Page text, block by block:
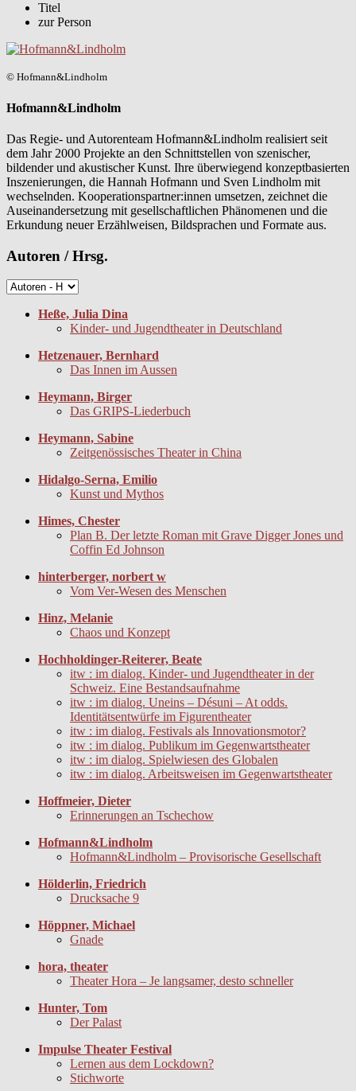
Titel
zur Person
© Hofmann&Lindholm
Hofmann&Lindholm
Das Regie- und Autorenteam Hofmann&Lindholm realisiert seit
dem Jahr 2000 Projekte an den Schnittstellen von szenischer,
bildender und akustischer Kunst. Ihre überwiegend konzeptbasierten
Inszenierungen, die Hannah Hofmann und Sven Lindholm mit
wechselnden. Kooperationspartner:innen umsetzen, zeichnet die
Auseinandersetzung mit gesellschaftlichen Phänomenen und die
Erkundung neuer Erzählweisen, Bildsprachen und Formate aus.
Autoren / Hrsg.
Heße, Julia Dina
Kinder- und Jugendtheater in Deutschland
Hetzenauer, Bernhard
Das Innen im Aussen
Heymann, Birger
Das GRIPS-Liederbuch
Heymann, Sabine
Zeitgenössisches Theater in China
Hidalgo-Serna, Emilio
Kunst und Mythos
Himes, Chester
Plan B. Der letzte Roman mit Grave Digger Jones und
Coffin Ed Johnson
hinterberger, norbert w
Vom Ver-Wesen des Menschen
Hinz, Melanie
Chaos und Konzept
Hochholdinger-Reiterer, Beate
itw : im dialog. Kinder- und Jugendtheater in der
Schweiz. Eine Bestandsaufnahme
itw : im dialog. Uneins – Désuni – At odds.
Identitätsentwürfe im Figurentheater
itw : im dialog. Festivals als Innovationsmotor?
itw : im dialog. Publikum im Gegenwartstheater
itw : im dialog. Spielwiesen des Globalen
itw : im dialog. Arbeitsweisen im Gegenwartstheater
Hoffmeier, Dieter
Erinnerungen an Tschechow
Hofmann&Lindholm
Hofmann&Lindholm – Provisorische Gesellschaft
Hölderlin, Friedrich
Drucksache 9
Höppner, Michael
Gnade
hora, theater
Theater Hora – Je langsamer, desto schneller
Hunter, Tom
Der Palast
Impulse Theater Festival
Lernen aus dem Lockdown?
Stichworte